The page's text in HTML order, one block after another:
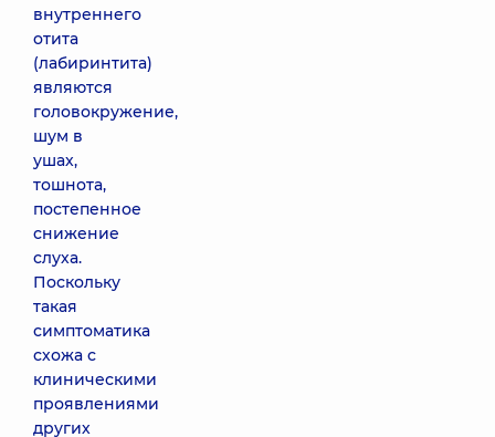
внутреннего
отита
(лабиринтита)
являются
головокружение,
шум в
ушах,
тошнота,
постепенное
снижение
слуха.
Поскольку
такая
симптоматика
схожа с
клиническими
проявлениями
других